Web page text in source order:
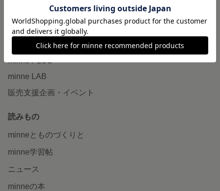
ヴィンテージ販売
ダウンロード販売
minne PLUS
minne LAB
販売支援企画・イベント
読みもの
minneとものづくりと
minne学習帖
ニュース
minneの本